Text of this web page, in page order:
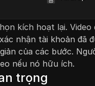
trợ giúp Twitter và
kích hoạt lại.
nhận tài khoản đã
của các bước.
nếu nó hữu ích.
trọng